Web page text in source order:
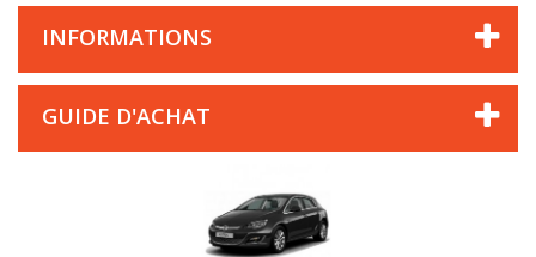
INFORMATIONS
GUIDE D'ACHAT